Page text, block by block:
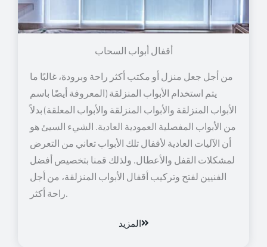
أقفال أبواب السحاب
من أجل جعل منزل أو مكتب أكثر راحة وبرودة، غالبًا ما
يتم استخدام الأبواب المنزلقة (المعروفة أيضًا باسم
الأبواب المنزلقة والأبواب المنزلقة والأبواب المعلقة) بدلاً
من الأبواب المفصلية العمودية العادية. الشيء السيئ هو
أن الآليات العادية لأقفال تلك الأبواب تعاني من التعرض
لمشكلات القفل والأعطال. ولذلك قمنا بتخصيص أفضل
الفنيين لفتح وتركيب أقفال الأبواب المنزلقة، من أجل
راحة أكثر.
المزيد